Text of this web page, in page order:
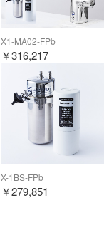
X1-MA02-FPb
￥316,217
X-1BS-FPb
￥279,851